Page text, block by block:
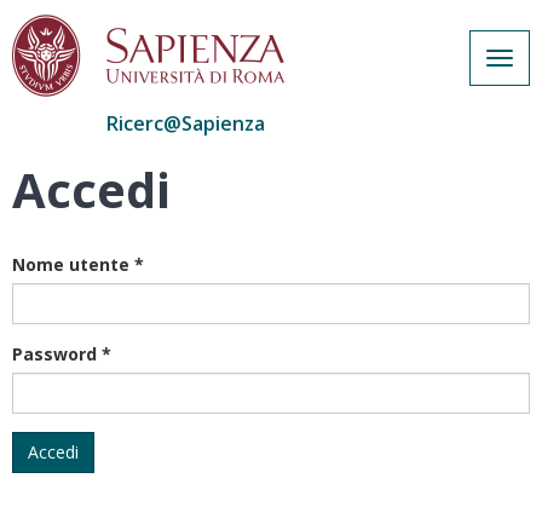
Salta
Ricerc@Sapienza
Accedi
Nome utente *
Password *
Accedi